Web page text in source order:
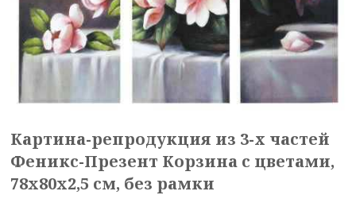
Картина-репродукция из 3-х частей
Феникс-Презент Корзина с цветами,
78x80x2,5 см, без рамки